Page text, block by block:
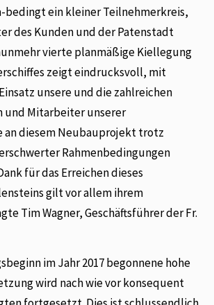
bedingt ein kleiner Teilnehmerkreis,
des Kunden und der Patenstadt
vierte planmäßige Kiellegung
zeigt eindrucksvoll, mit
unsere und die zahlreichen
und Mitarbeiter unserer
diesem Neubauprojekt trotz
Rahmenbedingungen
für das Erreichen dieses
gilt vor allem ihrem
Tim Wagner, Geschäftsführer der Fr.
im Jahr 2017 begonnene hohe
wird nach wie vor konsequent